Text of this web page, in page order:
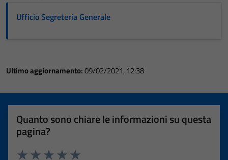
Ufficio Segreteria Generale
Ultimo aggiornamento:09/02/2021, 12:38
Quanto sono chiare le informazioni su questa
pagina?